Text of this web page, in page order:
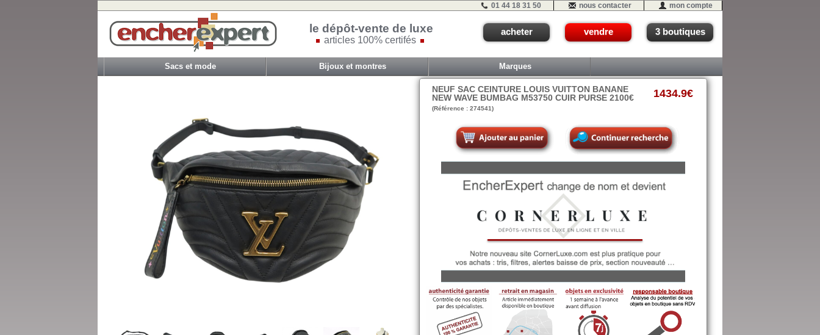
01 44 18 31 50 nous contacter mon compte
le dépôt-vente de luxe
articles 100% certifés
acheter vendre 3 boutiques
Sacs et mode Bijoux et montres Marques
NEUF SAC CEINTURE LOUIS VUITTON BANANE
NEW WAVE BUMBAG M53750 CUIR PURSE 2100€
(Référence : 274541)
1434.9€